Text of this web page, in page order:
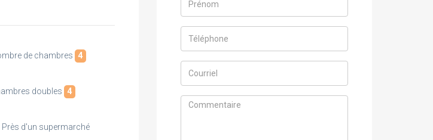
de chambres 4
doubles 4
Près d'un supermarché